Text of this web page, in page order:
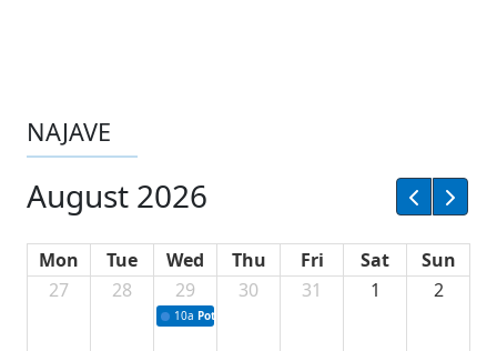
NAJAVE
August 2026
Mon Tue Wed Thu Fri Sat
Sun
27
28 29
10a Potpisivanje ugovora sa neprofitnim
30 31 1 2